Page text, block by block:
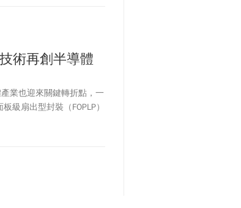
術再創半導體
業也迎來關鍵轉折點，一
扇出型封裝（FOPLP）
過往的配角定位，蛻變為